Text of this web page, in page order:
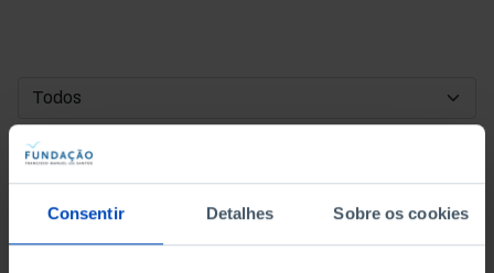
Consentir Detalhes Sobre os cookies
DATA DE INÍCIO
DATA DE FIM